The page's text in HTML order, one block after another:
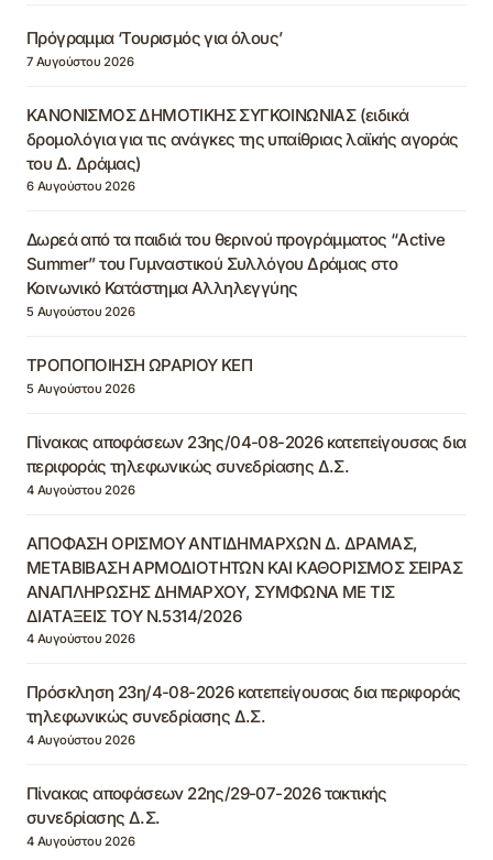
Πρόγραμμα ‘Τουρισμός για όλους’
7 Αυγούστου 2026
ΚΑΝΟΝΙΣΜΟΣ ΔΗΜΟΤΙΚΗΣ ΣΥΓΚΟΙΝΩΝΙΑΣ (ειδικά
δρομολόγια για τις ανάγκες της υπαίθριας λαϊκής αγοράς
του Δ. Δράμας)
6 Αυγούστου 2026
Δωρεά από τα παιδιά του θερινού προγράμματος “Active
Summer” του Γυμναστικού Συλλόγου Δράμας στο
Κοινωνικό Κατάστημα Αλληλεγγύης
5 Αυγούστου 2026
ΤΡΟΠΟΠΟΙΗΣΗ ΩΡΑΡΙΟΥ ΚΕΠ
5 Αυγούστου 2026
Πίνακας αποφάσεων 23ης/04-08-2026 κατεπείγουσας δια
περιφοράς τηλεφωνικώς συνεδρίασης Δ.Σ.
4 Αυγούστου 2026
ΑΠΟΦΑΣΗ ΟΡΙΣΜΟΥ ΑΝΤΙΔΗΜΑΡΧΩΝ Δ. ΔΡΑΜΑΣ,
ΜΕΤΑΒΙΒΑΣΗ ΑΡΜΟΔΙΟΤΗΤΩΝ ΚΑΙ ΚΑΘΟΡΙΣΜΟΣ ΣΕΙΡΑΣ
ΑΝΑΠΛΗΡΩΣΗΣ ΔΗΜΑΡΧΟΥ, ΣΥΜΦΩΝΑ ΜΕ ΤΙΣ
ΔΙΑΤΑΞΕΙΣ ΤΟΥ Ν.5314/2026
4 Αυγούστου 2026
Πρόσκληση 23η/4-08-2026 κατεπείγουσας δια περιφοράς
τηλεφωνικώς συνεδρίασης Δ.Σ.
4 Αυγούστου 2026
Πίνακας αποφάσεων 22ης/29-07-2026 τακτικής
συνεδρίασης Δ.Σ.
4 Αυγούστου 2026